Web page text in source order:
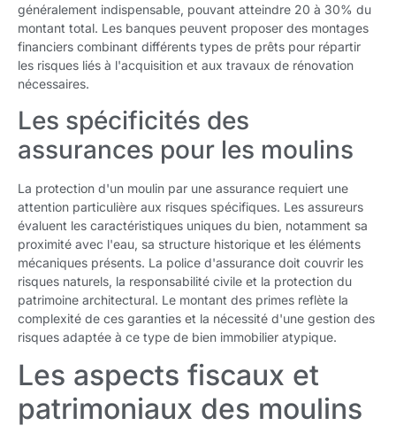
généralement indispensable, pouvant atteindre 20 à 30% du
montant total. Les banques peuvent proposer des montages
financiers combinant différents types de prêts pour répartir
les risques liés à l'acquisition et aux travaux de rénovation
nécessaires.
Les spécificités des
assurances pour les moulins
La protection d'un moulin par une assurance requiert une
attention particulière aux risques spécifiques. Les assureurs
évaluent les caractéristiques uniques du bien, notamment sa
proximité avec l'eau, sa structure historique et les éléments
mécaniques présents. La police d'assurance doit couvrir les
risques naturels, la responsabilité civile et la protection du
patrimoine architectural. Le montant des primes reflète la
complexité de ces garanties et la nécessité d'une gestion des
risques adaptée à ce type de bien immobilier atypique.
Les aspects fiscaux et
patrimoniaux des moulins